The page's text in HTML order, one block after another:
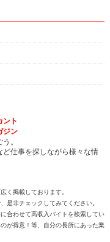
ント
ジン
。
仕事を探しながら様々な情
く掲載しております。
是非チェックしてみてください。
合わせて高収入バイトを検索してい
が得意！等、自分の長所にあった業